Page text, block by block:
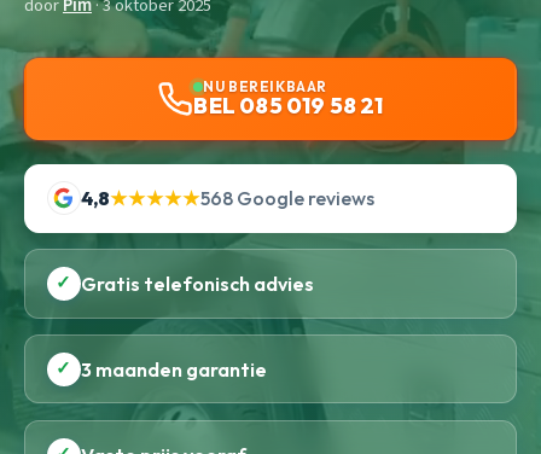
NU BEREIKBAAR
BEL 085 019 58 21
4,8★★★★★568 Google reviews
✓ Gratis telefonisch advies
✓ 3 maanden garantie